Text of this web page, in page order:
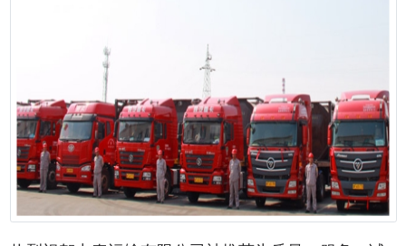
书写着新时代的盛世华章！
用可靠的生产工艺技术，不断在技术、质量、营销等方面积极探索创
新，目前共向市场推出了康复设备、牵引设备、熏蒸设备、中药制剂
设备、病房护理设备和医用耗材六大系列产品，是一家生产多功能牵
引床厂家，同时我们生产的中药熏蒸治疗机价格合理，品质良好，河
南中药密闭煎药包装一体机供应商致力打造行业内的康复理疗设备制
造基地，公司产品均为卫生部医疗建设要求配置品种。河南华康宏力
医疗器械有限公司发展迅速， 产品遍布各级医疗单位，公司于开业至
今，已获得3项产品技术生产奖项，1项产品外观奖项，中国质量诚信
AAA级荣誉证书等多项荣誉。公司遵照华康宏力宣言，以人类健康事